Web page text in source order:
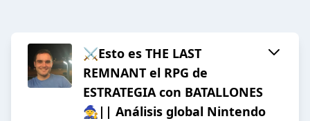
⚔️Esto es THE LAST
REMNANT el RPG de
ESTRATEGIA con BATALLONES
🧙|| Análisis global Nintendo